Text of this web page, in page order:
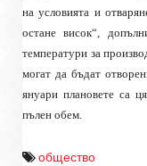
на условията и
остане висок“,
температури за
могат да бъдат
януари плановете са
пълен обем.
общество